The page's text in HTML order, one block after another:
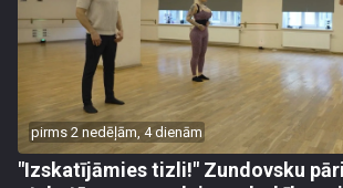
pirms 2 nedēļām, 4 dienām
"Izskatījāmies tizli!" Zundovsku